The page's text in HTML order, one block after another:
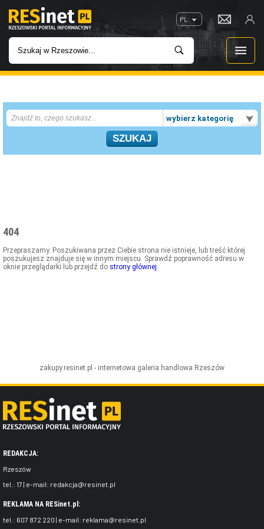
PL
INWESTYCJE
IMPREZY
GASTRONOMIA
wybierz kategorię
404
Przepraszamy. Poszukiwana przez Ciebie strona nie istnieje, lub treść której
poszukujesz znajduje się w innym miejscu. Sprawdź poprawność adresu w
oknie przeglądarki lub przejdź do strony głównej.
zakupy.resinet.pl - internetowa galeria handlowa Rzeszów
REDAKCJA:
Rzeszów
tel.: 17 | e-mail: redakcja@resinet.pl
REKLAMA NA RESinet.pl:
tel.: 607 872 220 | e-mail: reklama@resinet.pl